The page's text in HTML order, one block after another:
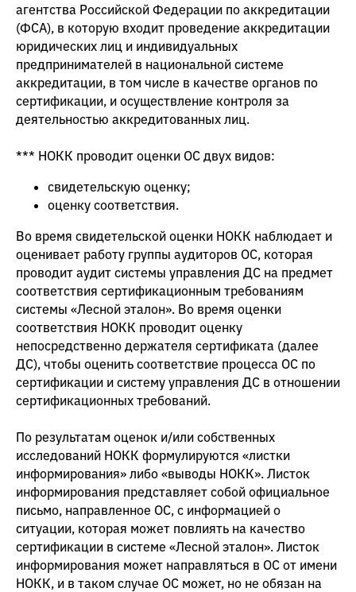
агентства Российской Федерации по аккредитации
(ФСА), в которую входит проведение аккредитации
юридических лиц и индивидуальных
предпринимателей в национальной системе
аккредитации, в том числе в качестве органов по
сертификации, и осуществление контроля за
деятельностью аккредитованных лиц.
*** НОКК проводит оценки ОС двух видов:
свидетельскую оценку;
оценку соответствия.
Во время свидетельской оценки НОКК наблюдает и
оценивает работу группы аудиторов ОС, которая
проводит аудит системы управления ДС на предмет
соответствия сертификационным требованиям
системы «Лесной эталон». Во время оценки
соответствия НОКК проводит оценку
непосредственно держателя сертификата (далее
ДС), чтобы оценить соответствие процесса ОС по
сертификации и систему управления ДС в отношении
сертификационных требований.
По результатам оценок и/или собственных
исследований НОКК формулируются «листки
информирования» либо «выводы НОКК». Листок
информирования представляет собой официальное
письмо, направленное ОС, с информацией о
ситуации, которая может повлиять на качество
сертификации в системе «Лесной эталон». Листок
информирования может направляться в ОС от имени
НОКК, и в таком случае ОС может, но не обязан на